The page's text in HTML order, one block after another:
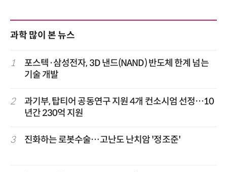
과학 많이 본 뉴스
1
포스텍·삼성전자, 3D 낸드(NAND) 반도체 한계 넘는
기술 개발
2
과기부, 탑티어 공동연구 지원 4개 컨소시엄 선정…10
년간 230억 지원
3 진화하는 로봇수술…고난도 난치암 '정조준'